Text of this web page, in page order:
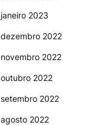
janeiro 2023
dezembro 2022
novembro 2022
outubro 2022
setembro 2022
agosto 2022